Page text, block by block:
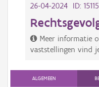
26-04-2024 ID: 15115
Meer informatie
vaststellingen vind
ALGEMEEN